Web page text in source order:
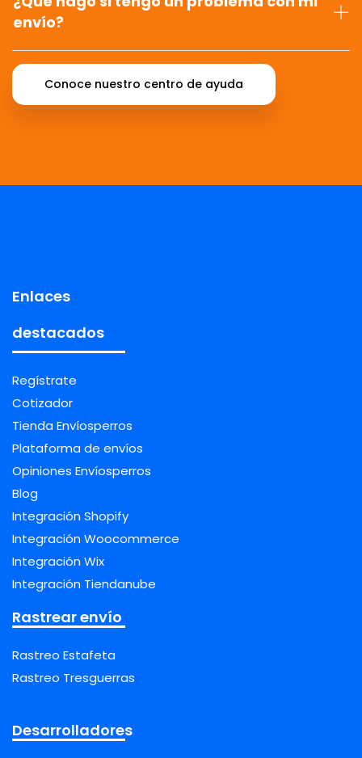
envío?
Conoce nuestro centro de ayuda
Enlaces
destacados
Regístrate
Cotizador
Tienda Envíosperros
Plataforma de envíos
Opiniones Envíosperros
Blog
Integración Shopify
Integración Woocommerce
Integración Wix
Integración Tiendanube
Rastrear envío
Rastreo Estafeta
Rastreo Tresguerras
Desarrolladores